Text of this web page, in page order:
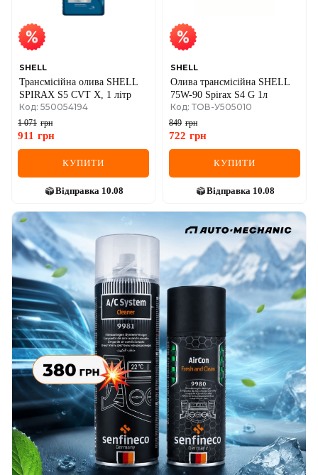
SHELL
Трансмісійна олива SHELL
SPIRAX S5 CVT X, 1 літр
Код: 550054194
1 071 грн
911 грн
КУПИТИ
Відправка 10.08
SHELL
Олива трансмісійна SHELL
75W-90 Spirax S4 G 1л
Код: ТОВ-У505010
849 грн
722 грн
КУПИТИ
Відправка 10.08